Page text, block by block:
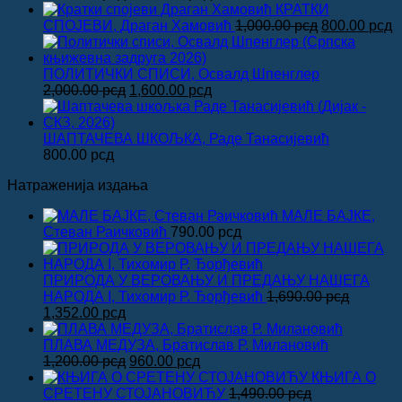
цена
је
била:
2,000.00 рсд.
цена
је:
1,600.00 рсд.
КРАТКИ
СПОЈЕВИ, Драган Хамовић 1,000.00рсд Оригинална
цена
800.00 рсд
ПОЛИТИЧКИ СПИСИ, Освалд Шпенглер
2,000.00рсд Оригинална
цена
била:
1,600.00 рсд
цена
1,600.00 рсд.
ШАПТАЧЕВА ШКОЉКА, Раде Танасијевић
800.00 рсд
Натраженија издања
МАЛЕ БАЈКЕ,
Стеван Раичковић 790.00 рсд
ПРИРОДА У ВЕРОВАЊУ И ПРЕДАЊУ НАШЕГА
НАРОДА I, Тихомир Р. Ђорђевић 1,690.00рсд
Оригинална
цена
је
била:
1,690.00 рсд.
1,352.00 рсд
цена
је:
1,352.00 рсд.
ПЛАВА МЕДУЗА, Братислав Р. Милановић
1,200.00рсд Оригинална
цена
је
960.00 рсд
цена
је:
КЊИГА О
СРЕТЕНУ СТОЈАНОВИЋУ 1,490.00рсд